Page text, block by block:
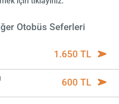
Otobüs Seferleri
1.650 TL
600 TL